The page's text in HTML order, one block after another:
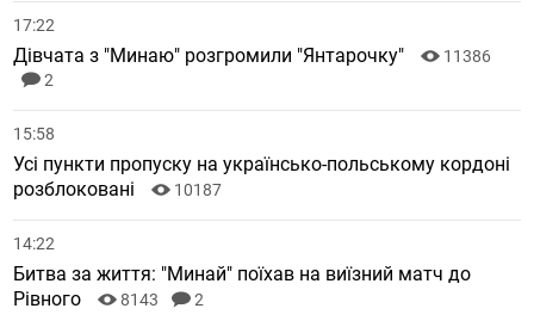
17:22
Дівчата з "Минаю" розгромили "Янтарочку"
11386
2
15:58
Усі пункти пропуску на українсько-польському кордоні
розблоковані
10187
14:22
Битва за життя: "Минай" поїхав на виїзний матч до
Рівного
8143 2